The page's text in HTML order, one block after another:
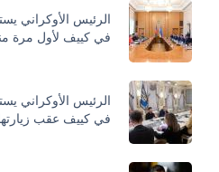
الرئيس الأوكراني
في كييف لأول مرة
الرئيس الأوكراني
في كييف عقب